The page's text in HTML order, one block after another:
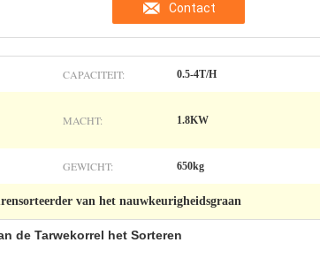
Contact
CAPACITEIT: 0.5-4T/H
MACHT: 1.8KW
GEWICHT: 650kg
van het nauwkeurigheidsgraan
de Tarwekorrel het Sorteren